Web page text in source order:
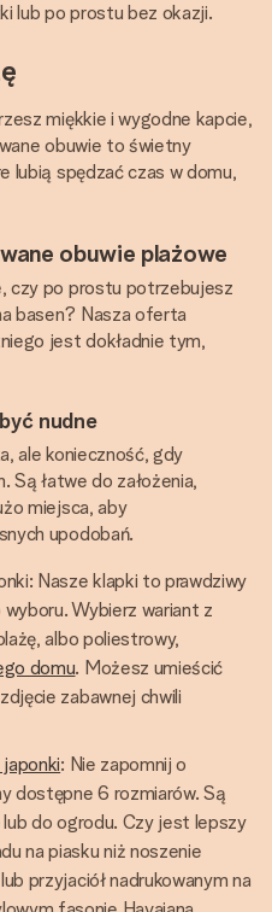
lub po prostu bez okazji.
miękkie i wygodne kapcie,
obuwie to świetny
lubią spędzać czas w domu,
obuwie plażowe
czy po prostu potrzebujesz
basen? Nasza oferta
jest dokładnie tym,
nudne
ale konieczność, gdy
Są łatwe do założenia,
miejsca, aby
upodobań.
Nasze klapki to prawdziwy
Wybierz wariant z
albo poliestrowy,
domu. Możesz umieścić
zabawnej chwili
: Nie zapomnij o
dostępne 6 rozmiarów. Są
lub do ogrodu. Czy jest lepszy
na piasku niż noszenie
przyjaciół nadrukowanym na